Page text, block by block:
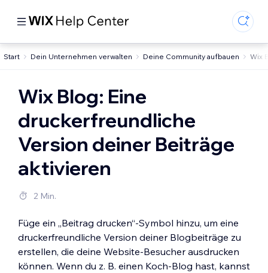
Start Dein Unternehmen verwalten Deine Community aufbauen Wix
Wix Blog: Eine
druckerfreundliche
Version deiner Beiträge
aktivieren
2 Min.
Füge ein „Beitrag drucken“-Symbol hinzu, um eine
druckerfreundliche Version deiner Blogbeiträge zu
erstellen, die deine Website-Besucher ausdrucken
können. Wenn du z. B. einen Koch-Blog hast, kannst